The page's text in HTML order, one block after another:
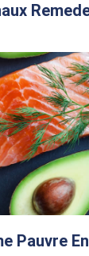
Pauvre